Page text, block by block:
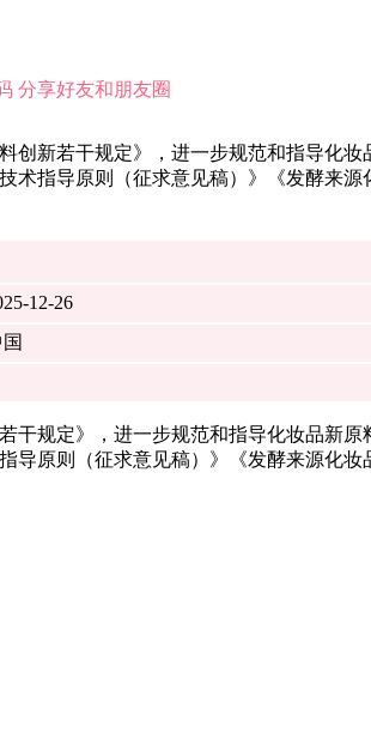
分享好友和朋友圈
新若干规定》，进一步规范和指导化
指导原则（征求意见稿）》《发酵来
12-26
干规定》，进一步规范和指导化妆品新原
原则（征求意见稿）》《发酵来源化